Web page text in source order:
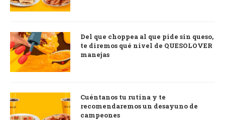
Del que choppea al que pide sin queso,
te diremos qué nivel de QUESOLOVER
manejas
Cuéntanos tu rutina y te
recomendaremos un desayuno de
campeones